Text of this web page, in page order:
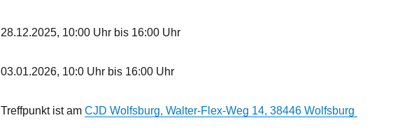
28.12.2025, 10:00 Uhr bis 16:00 Uhr
03.01.2026, 10:0 Uhr bis 16:00 Uhr
Treffpunkt ist am CJD Wolfsburg, Walter-Flex-Weg 14, 38446 Wolfsburg